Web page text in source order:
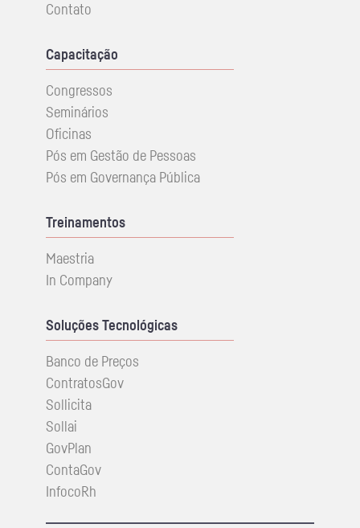
Contato
Capacitação
Congressos
Seminários
Oficinas
Pós em Gestão de Pessoas
Pós em Governança Pública
Treinamentos
Maestria
In Company
Soluções Tecnológicas
Banco de Preços
ContratosGov
Sollicita
Sollai
GovPlan
ContaGov
InfocoRh